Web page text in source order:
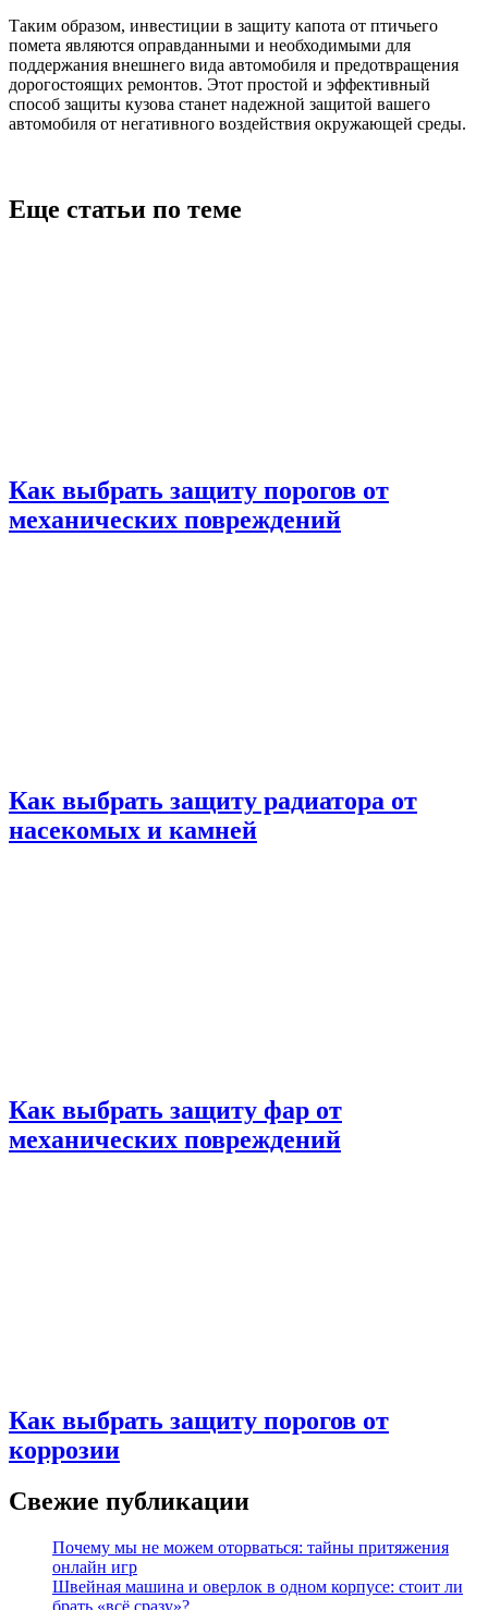
Таким образом, инвестиции в защиту капота от птичьего
помета являются оправданными и необходимыми для
поддержания внешнего вида автомобиля и предотвращения
дорогостоящих ремонтов. Этот простой и эффективный
способ защиты кузова станет надежной защитой вашего
автомобиля от негативного воздействия окружающей среды.
Еще статьи по теме
Как выбрать защиту порогов от
механических повреждений
Как выбрать защиту радиатора от
насекомых и камней
Как выбрать защиту фар от
механических повреждений
Как выбрать защиту порогов от
коррозии
Свежие публикации
Почему мы не можем оторваться: тайны притяжения
онлайн игр
Швейная машина и оверлок в одном корпусе: стоит ли
брать «всё сразу»?